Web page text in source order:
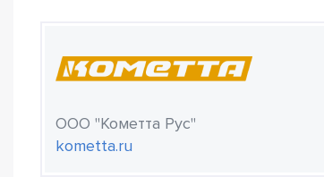
ООО "Кометта Рус"
kometta.ru